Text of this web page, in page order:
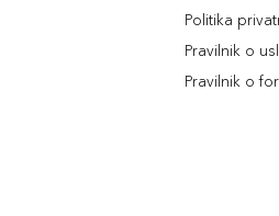
Politika
Pravilnik o
Pravilnik o